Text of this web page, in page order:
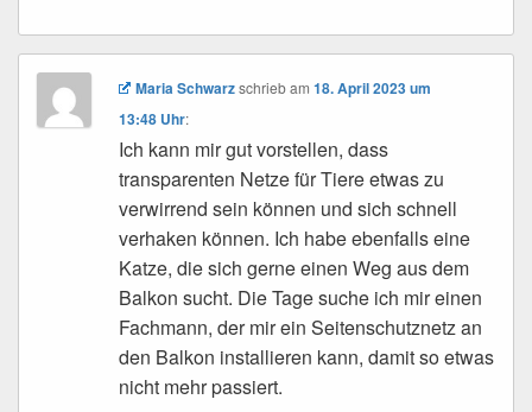
Maria Schwarzschriebam18. April 2023 um
13:48 Uhr:
Ich kann mir gut vorstellen, dass
transparenten Netze für Tiere etwas zu
verwirrend sein können und sich schnell
verhaken können. Ich habe ebenfalls eine
Katze, die sich gerne einen Weg aus dem
Balkon sucht. Die Tage suche ich mir einen
Fachmann, der mir ein Seitenschutznetz an
den Balkon installieren kann, damit so etwas
nicht mehr passiert.